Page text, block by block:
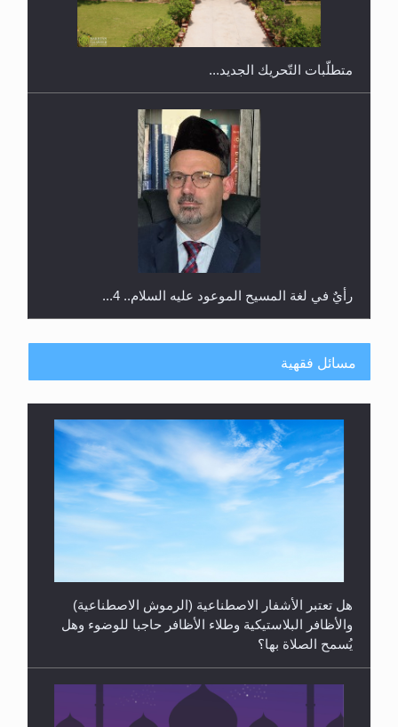
ندوة حول نظام الوصية في الجماعة الأحمدية في
شيتاغونغ – بنغلاديش
متطلَّبات التّحريك الجديد...
رأيٌ في لغة المسيح الموعود عليه السلام.. 4...
الهجرة: بحث عن الأمن والسلام في سبيل إرساء الأمن
مسائل فقهية
هل تعتبر الأشفار الاصطناعية (الرموش الاصطناعية)
والأظافر البلاستيكية وطلاء الأظافر حاجبا للوضوء وهل
يُسمح الصلاة بها؟